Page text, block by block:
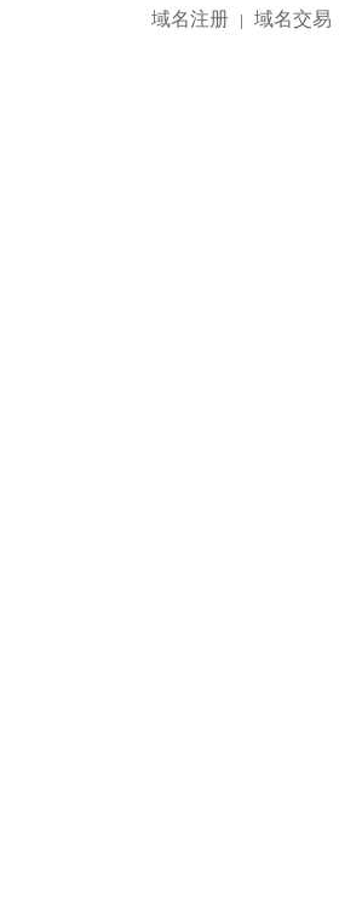
域名注册 | 域名交易